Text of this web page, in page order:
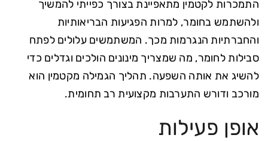
התמכרות לקטמין מתאפיינת בצורך כפייתי להמשיך
ולהשתמש בחומר, למרות הפגיעות הבריאותיות
והחברתיות הנגרמות מכך. המשתמשים עלולים לפתח
סבילות לחומר, מה שמצריך מינונים הולכים וגדלים כדי
להשיג את אותה השפעה. תהליך הגמילה מקטמין הוא
מורכב ודורש התערבות מקצועית רב תחומית.
אופן פעילות